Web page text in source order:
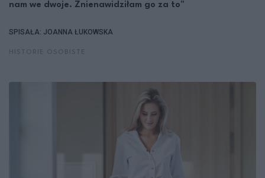
nam we dwoje. Znienawidziłam go za to"
SPISAŁA: JOANNA ŁUKOWSKA